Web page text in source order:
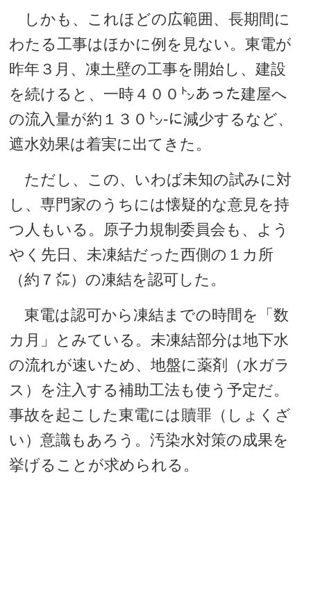
しかも、これほどの広範囲、長期間に
わたる工事はほかに例を見ない。東電が
昨年３月、凍土壁の工事を開始し、建設
を続けると、一時４００㌧あった建屋へ
の流入量が約１３０㌧-に減少するなど、
遮水効果は着実に出てきた。
ただし、この、いわば未知の試みに対
し、専門家のうちには懐疑的な意見を持
つ人もいる。原子力規制委員会も、よう
やく先日、未凍結だった西側の１カ所
（約７㍍）の凍結を認可した。
東電は認可から凍結までの時間を「数
カ月」とみている。未凍結部分は地下水
の流れが速いため、地盤に薬剤（水ガラ
ス）を注入する補助工法も使う予定だ。
事故を起こした東電には贖罪（しょくざ
い）意識もあろう。汚染水対策の成果を
挙げることが求められる。